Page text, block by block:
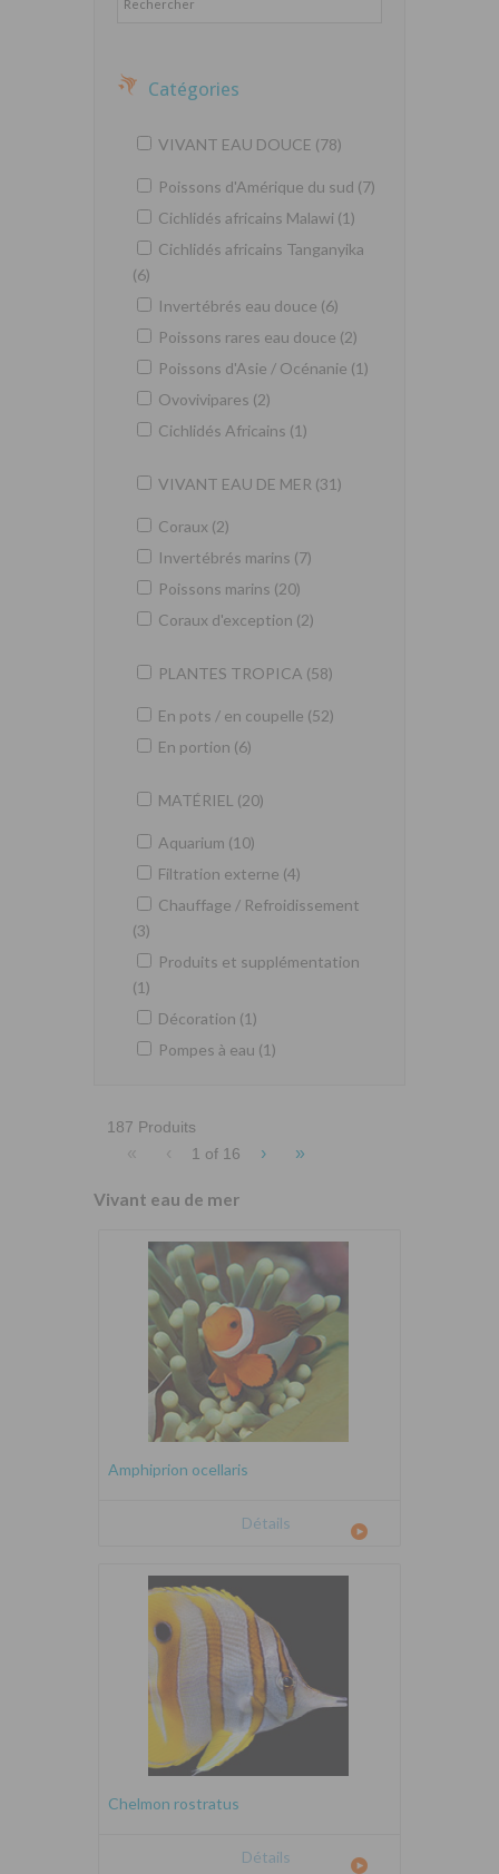
Catégories
VIVANT EAU DOUCE (78)
Poissons d'Amérique du sud (7)
Cichlidés africains Malawi (1)
Cichlidés africains Tanganyika
(6)
Invertébrés eau douce (6)
Poissons rares eau douce (2)
Poissons d'Asie / Océnanie (1)
Ovovivipares (2)
Cichlidés Africains (1)
VIVANT EAU DE MER (31)
Coraux (2)
Invertébrés marins (7)
Poissons marins (20)
Coraux d'exception (2)
PLANTES TROPICA (58)
En pots / en coupelle (52)
En portion (6)
MATÉRIEL (20)
Aquarium (10)
Filtration externe (4)
Chauffage / Refroidissement
(3)
Produits et supplémentation
(1)
Décoration (1)
Pompes à eau (1)
187 Produits
« ‹ 1 of 16 › »
Vivant eau de mer
Amphiprion ocellaris
Détails
Chelmon rostratus
Détails